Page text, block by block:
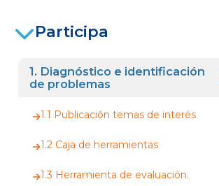
Participa
1. Diagnóstico e identificación
de problemas
1.1 Publicación temas de interés
1.2 Caja de herramientas
1.3 Herramienta de evaluación.